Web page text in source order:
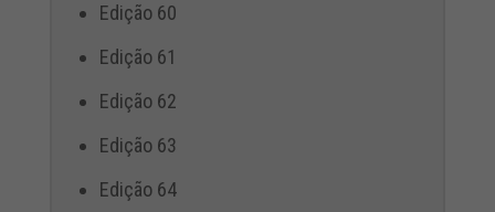
Edição 60
Edição 61
Edição 62
Edição 63
Edição 64